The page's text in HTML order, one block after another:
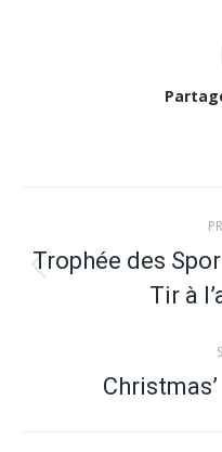
article
Trophée des
Tir à